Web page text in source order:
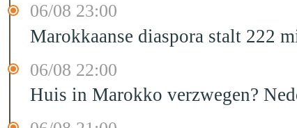
06/08 23:00
Marokkaanse diaspora stalt 222
06/08 22:00
Huis in Marokko verzwegen?